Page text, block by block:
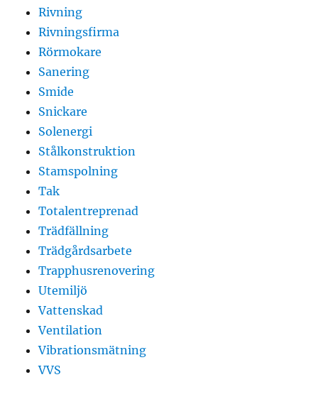
Rivning
Rivningsfirma
Rörmokare
Sanering
Smide
Snickare
Solenergi
Stålkonstruktion
Stamspolning
Tak
Totalentreprenad
Trädfällning
Trädgårdsarbete
Trapphusrenovering
Utemiljö
Vattenskad
Ventilation
Vibrationsmätning
VVS